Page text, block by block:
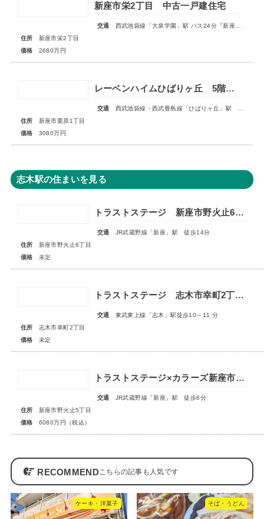
新座市栄2丁目 中古一戸建住宅
交通
西武池袋線「大泉学園」駅 バス24分『新座栄』停歩3分
住所
新座市栄2丁目
価格
2680万円
レーベンハイムひばりヶ丘 5階部分
交通
西武池袋線・西武豊島線「ひばりヶ丘」駅 徒歩17分
住所
新座市栗原1丁目
価格
3080万円
志木駅の住まいを見る
トラストステージ 新座市野火止6丁目41期 全19棟■販売予告■◆第4期 最終分譲 スマイルハウスプロジェクト特別仕様 全3棟◆
交通
JR武蔵野線「新座」駅 徒歩14分
住所
新座市野火止6丁目
価格
未定
トラストステージ 志木市幸町2丁目25期 全10区画◆第1期分譲 2次販売 宅地分譲3区画◆ ◇販売予告◇
交通
東武東上線「志木」駅徒歩10～11 分
住所
志木市幸町2丁目
価格
未定
トラストステージ×カラーズ新座市野火止5丁目46期 全12棟◆最終１棟◆
交通
JR武蔵野線「新座」駅 徒歩8分
住所
新座市野火止5丁目
価格
6080万円（税込）
RECOMMEND
ケーキ・洋菓子 そば・うどん